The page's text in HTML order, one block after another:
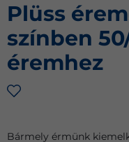
Plüss
színben
éremhez
Bármely érmünk